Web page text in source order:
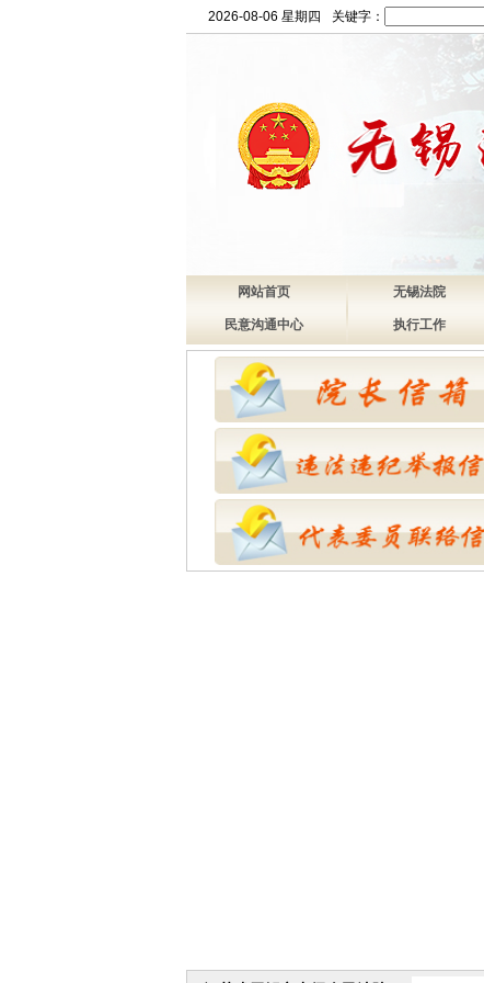
2026-08-06 星期四 关键字：
网站首页 无锡法院
民意沟通中心 执行工作